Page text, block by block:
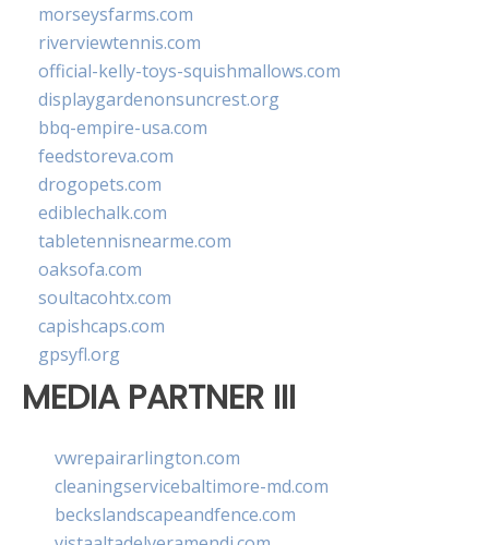
morseysfarms.com
riverviewtennis.com
official-kelly-toys-squishmallows.com
displaygardenonsuncrest.org
bbq-empire-usa.com
feedstoreva.com
drogopets.com
ediblechalk.com
tabletennisnearme.com
oaksofa.com
soultacohtx.com
capishcaps.com
gpsyfl.org
MEDIA PARTNER III
vwrepairarlington.com
cleaningservicebaltimore-md.com
beckslandscapeandfence.com